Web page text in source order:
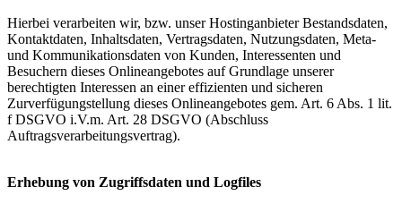
Hierbei verarbeiten wir, bzw. unser Hostinganbieter Bestandsdaten,
Kontaktdaten, Inhaltsdaten, Vertragsdaten, Nutzungsdaten, Meta-
und Kommunikationsdaten von Kunden, Interessenten und
Besuchern dieses Onlineangebotes auf Grundlage unserer
berechtigten Interessen an einer effizienten und sicheren
Zurverfügungstellung dieses Onlineangebotes gem. Art. 6 Abs. 1 lit.
f DSGVO i.V.m. Art. 28 DSGVO (Abschluss
Auftragsverarbeitungsvertrag).
Erhebung von Zugriffsdaten und Logfiles